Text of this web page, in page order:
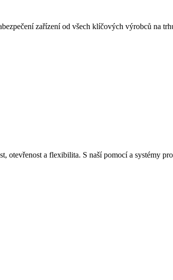
zařízení od všech klíčových výrobců na
otevřenost a flexibilita. S naší pomocí a systémy